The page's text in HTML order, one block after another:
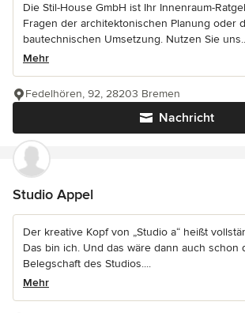
Die Stil-House GmbH ist Ihr Innenraum-
Fragen der architektonischen Planung oder
bautechnischen Umsetzung. Nutzen Sie
Mehr
Nachricht
Fedelhören, 92, 28203 Bremen
Studio Appel
Der kreative Kopf von „Studio a“ heißt
Das bin ich. Und das wäre dann auch schon
Belegschaft des Studios....
Mehr